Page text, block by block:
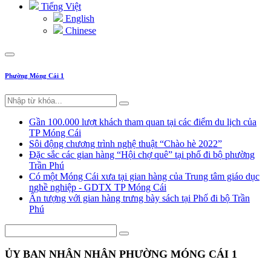
Tiếng Việt
English
Chinese
Phường Móng Cái 1
Gần 100.000 lượt khách tham quan tại các điểm du lịch của
TP Móng Cái
Sôi động chương trình nghệ thuật “Chào hè 2022”
Đặc sắc các gian hàng “Hội chợ quê” tại phố đi bộ phường
Trần Phú
Có một Móng Cái xưa tại gian hàng của Trung tâm giáo dục
nghề nghiệp - GDTX TP Móng Cái
Ấn tượng với gian hàng trưng bày sách tại Phố đi bộ Trần
Phú
ỦY BAN NHÂN NHÂN PHƯỜNG MÓNG CÁI 1